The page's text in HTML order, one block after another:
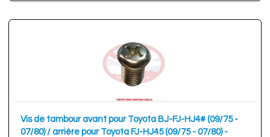
Vis de tambour avant pour Toyota BJ-FJ-HJ4# (09/75 -
07/80) / arrière pour Toyota FJ-HJ45 (09/75 - 07/80) -